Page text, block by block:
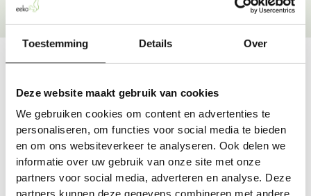
Toestemming Details Over
Deze website maakt gebruik van cookies
We gebruiken cookies om content en advertenties te
personaliseren, om functies voor social media te bieden
en om ons websiteverkeer te analyseren. Ook delen we
informatie over uw gebruik van onze site met onze
partners voor social media, adverteren en analyse. Deze
Vraag & antwoord
De meest voorkomende vragen over onze dienst vind
je hier.
Bekijk alle antwoorden